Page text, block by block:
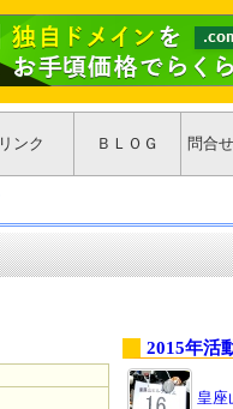
リンク ＢＬＯＧ 問合
2015年活
皇座